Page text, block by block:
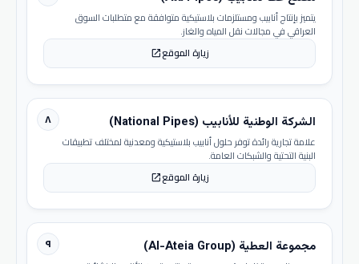
يتميز بإنتاج أنابيب ومستلزمات بلاستيكية متوافقة مع متطلبات السوق
العراقي في مجالات نقل المياه والغاز.
زيارة الموقعopen_in_new
٨ الشركة الوطنية للأنابيب (National Pipes)
علامة تجارية رائدة توفر حلول أنابيب بلاستيكية ومعدنية لمختلف تطبيقات
البنية التحتية والشبكات العامة.
زيارة الموقعopen_in_new
٩ مجموعة العطية (Al-Ateia Group)